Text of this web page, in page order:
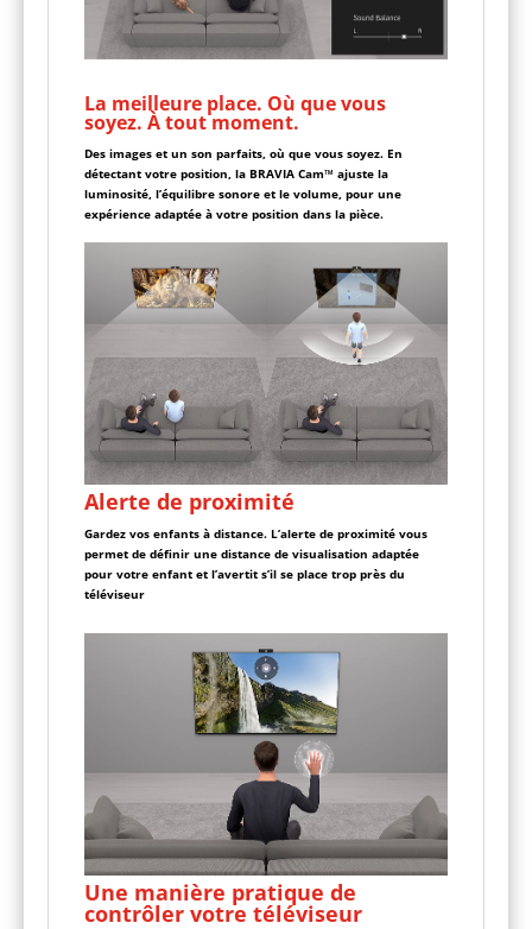
La meilleure place. Où que vous
soyez. À tout moment.
Des images et un son parfaits, où que vous soyez. En
détectant votre position, la BRAVIA Cam™ ajuste la
luminosité, l’équilibre sonore et le volume, pour une
expérience adaptée à votre position dans la pièce.
Alerte de proximité
Gardez vos enfants à distance. L’alerte de proximité vous
permet de définir une distance de visualisation adaptée
pour votre enfant et l’avertit s’il se place trop près du
téléviseur
Une manière pratique de
contrôler votre téléviseur